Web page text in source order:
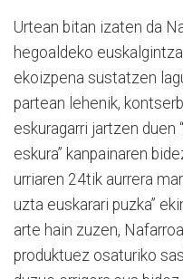
Urtean bitan izaten da
hegoaldeko
ekoizpena sustatzen
partean lehenik,
eskuragarri jartzen
eskura” kanpainaren
urriaren 24tik aurrera
uzta euskarari puzka”
arte hain zuzen,
produktuez osaturiko